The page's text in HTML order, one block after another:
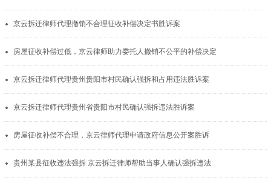
京云拆迁律师代理撤销不合理征收补偿决定书胜诉案
房屋征收补偿过低，京云律师助力委托人撤销不公平的补偿决定
京云拆迁律师代理贵州贵阳市村民确认强拆和占用违法胜诉案
京云拆迁律师代理贵州省贵阳市村民确认强拆违法胜诉案
房屋征收补偿不合理，京云律师代理申请政府信息公开案胜诉
贵州某县征收违法强拆 京云拆迁律师帮助当事人确认强拆违法